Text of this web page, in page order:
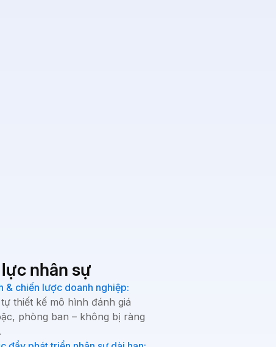
nhân sự
& chiến lược doanh nghiệp:
thiết kế mô hình đánh giá
phòng ban – không bị ràng